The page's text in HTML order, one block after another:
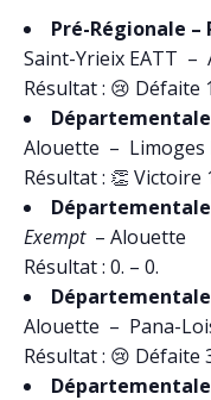
Pré-Régionale –
Saint-Yrieix EATT –
Résultat : 😢 Défaite
Départementale
Alouette – Limoges
Résultat : 👏 Victoire
Exempt – Alouette
Résultat : 0. – 0.
Départementale
Alouette – Pana-
Résultat : 😢 Défaite
Départementale